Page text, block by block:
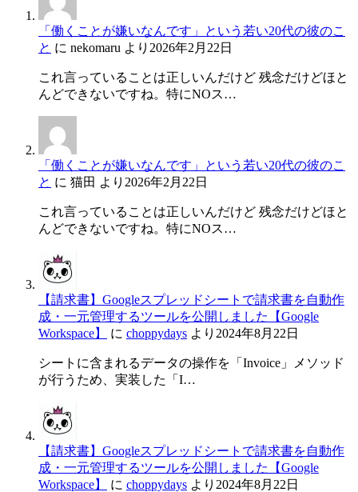
「働くことが嫌いなんです」という若い20代の彼のこ
と に nekomaru より 2026年2月22日
これ言っていることは正しいんだけど 残念だけどほと
んどできないですね。特にNOス…
「働くことが嫌いなんです」という若い20代の彼のこ
と に 猫田 より 2026年2月22日
これ言っていることは正しいんだけど 残念だけどほと
んどできないですね。特にNOス…
【請求書】Googleスプレッドシートで請求書を自動作
成・一元管理するツールを公開しました【Google
Workspace】
に choppydays より 2024年8月22日
シートに含まれるデータの操作を「Invoice」メソッド
が行うため、実装した「I…
【請求書】Googleスプレッドシートで請求書を自動作
成・一元管理するツールを公開しました【Google
Workspace】
に choppydays より 2024年8月22日